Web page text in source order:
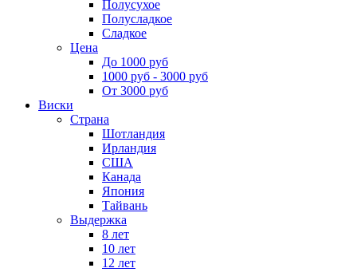
Полусухое
Полусладкое
Сладкое
Цена
До 1000 руб
1000 руб - 3000 руб
От 3000 руб
Виски
Страна
Шотландия
Ирландия
США
Канада
Япония
Тайвань
Выдержка
8 лет
10 лет
12 лет